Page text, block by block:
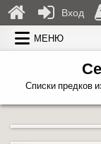
Перейти к содержимому
МЕНЮ
Списки предков
Вход